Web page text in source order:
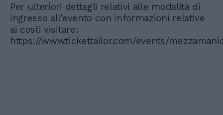
Per ulteriori dettagli relativi alle modalità di
ingresso all’evento con informazioni relative
ai costi visitare:
https://www.tickettailor.com/events/